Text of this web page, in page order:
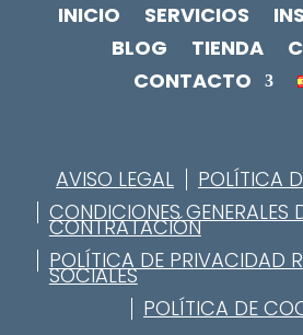
INICIO SERVICIOS
BLOG
TIENDA
CONTACTO
AVISO LEGAL
POLÍTICA
CONDICIONES GENERALES
CONTRATACIÓN
POLÍTICA DE PRIVACIDAD
SOCIALES
POLÍTICA DE